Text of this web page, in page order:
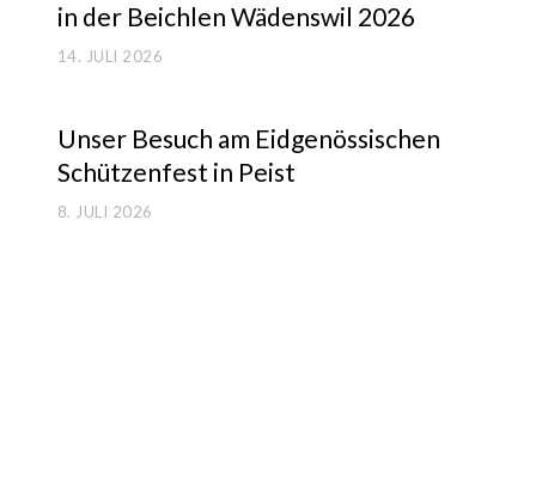
in der Beich­len Wädens­wil 2026
14. JULI 2026
Unser Besuch am Eid­ge­nös­si­schen
Schüt­zen­fest in Peist
8. JULI 2026